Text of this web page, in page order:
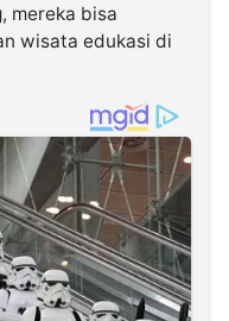
mereka bisa
wisata edukasi di